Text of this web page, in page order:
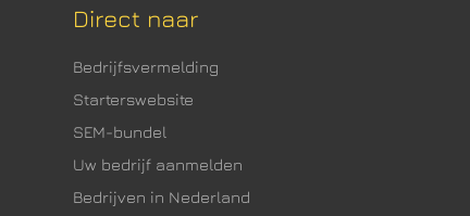
Direct naar
Bedrijfsvermelding
Starterswebsite
SEM-bundel
Uw bedrijf aanmelden
Bedrijven in Nederland